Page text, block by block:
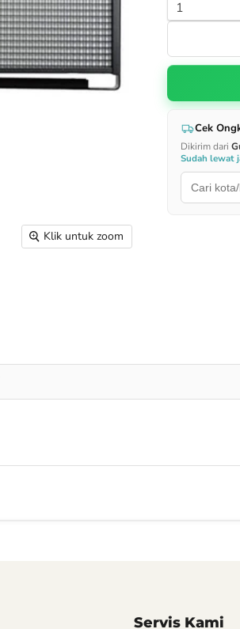
Klik untuk zoom
Cek
Dikirim dari
Sudah lewat
Servis Kami